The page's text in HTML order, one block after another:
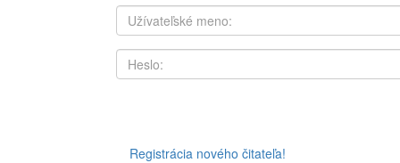
Registrácia nového čitateľa!